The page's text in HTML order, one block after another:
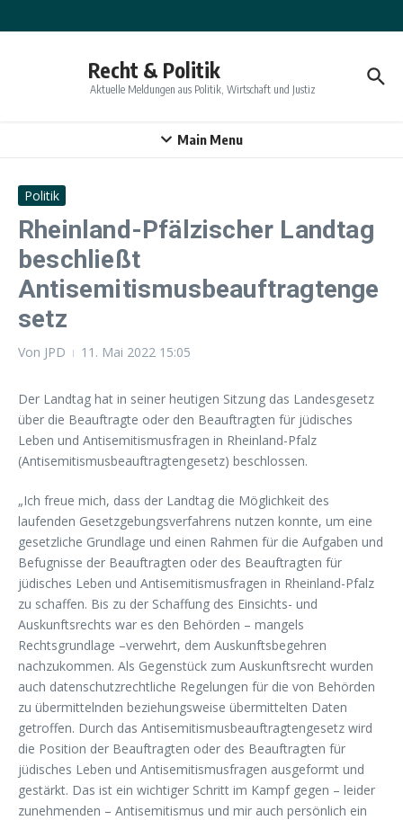
Recht & Politik
Aktuelle Meldungen aus Politik, Wirtschaft und Justiz
Main Menu
Politik
Rheinland-Pfälzischer Landtag
beschließt
Antisemitismusbeauftragtenge
setz
Von JPD 11. Mai 2022 15:05
Der Landtag hat in seiner heutigen Sitzung das Landesgesetz
über die Beauftragte oder den Beauftragten für jüdisches
Leben und Antisemitismusfragen in Rheinland-Pfalz
(Antisemitismusbeauftragtengesetz) beschlossen.
„Ich freue mich, dass der Landtag die Möglichkeit des
laufenden Gesetzgebungsverfahrens nutzen konnte, um eine
gesetzliche Grundlage und einen Rahmen für die Aufgaben und
Befugnisse der Beauftragten oder des Beauftragten für
jüdisches Leben und Antisemitismusfragen in Rheinland-Pfalz
zu schaffen. Bis zu der Schaffung des Einsichts- und
Auskunftsrechts war es den Behörden – mangels
Rechtsgrundlage –verwehrt, dem Auskunftsbegehren
nachzukommen. Als Gegenstück zum Auskunftsrecht wurden
auch datenschutzrechtliche Regelungen für die von Behörden
zu übermittelnden beziehungsweise übermittelten Daten
getroffen. Durch das Antisemitismusbeauftragtengesetz wird
die Position der Beauftragten oder des Beauftragten für
jüdisches Leben und Antisemitismusfragen ausgeformt und
gestärkt. Das ist ein wichtiger Schritt im Kampf gegen – leider
zunehmenden – Antisemitismus und mir auch persönlich ein